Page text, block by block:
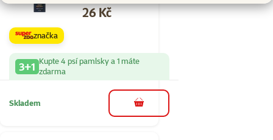
Cena
26 Kč
značka
3+1 Kupte 4 psí pamlsky a 1 máte
zdarma
Skladem do košíku